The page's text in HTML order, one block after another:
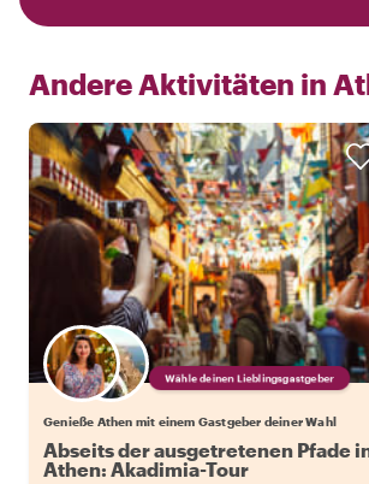
Andere Aktivitäten in
Wähle deinen Lieblingsgastgeber
Genieße Athen mit einem Gastgeber deiner Wahl
Abseits der ausgetretenen Pfade
Athen: Akadimia-Tour